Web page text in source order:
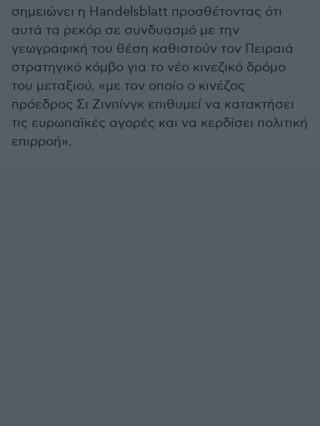
σημειώνει η Handelsblatt προσθέτοντας ότι
αυτά τα ρεκόρ σε συνδυασμό με την
γεωγραφική του θέση καθιστούν τον Πειραιά
στρατηγικό κόμβο για το νέο κινεζικό δρόμο
του μεταξιού, «με τον οποίο ο κινέζος
πρόεδρος Σι Ζινπίνγκ επιθυμεί να κατακτήσει
τις ευρωπαϊκές αγορές και να κερδίσει πολιτική
επιρροή».